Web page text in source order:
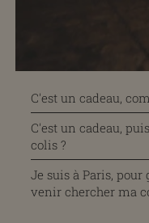
C'est un cadeau,
C'est un cadeau,
colis ?
Je suis à Paris,
venir chercher ma